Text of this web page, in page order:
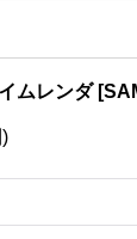
ムレンダ [